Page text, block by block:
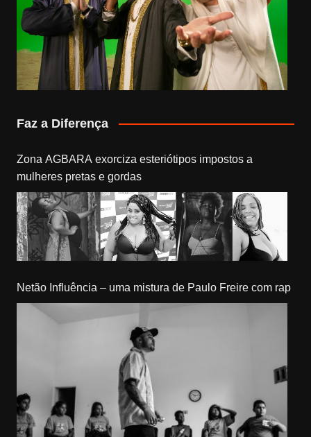
Faz a Diferença
Zona AGBARA exorciza esteriótipos impostos a
mulheres pretas e gordas
Netão Influência – uma mistura de Paulo Freire com rap